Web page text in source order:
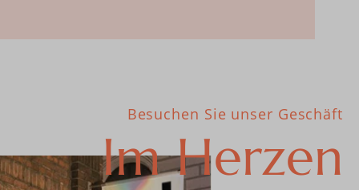
Besuchen Sie unser Geschäft
Im Herzen